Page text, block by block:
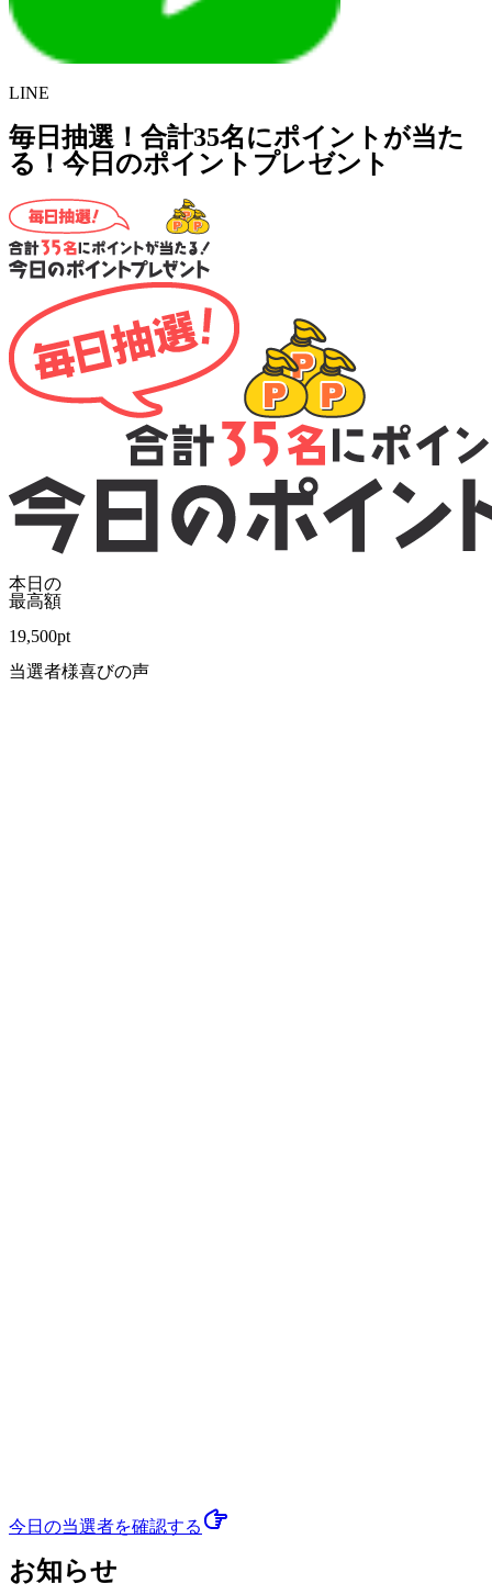
LINE
毎日抽選！合計35名にポイントが当た
る！今日のポイントプレゼント
本日の
最高額
19,500pt
当選者様喜びの声
今日の当選者を確認する
お知らせ